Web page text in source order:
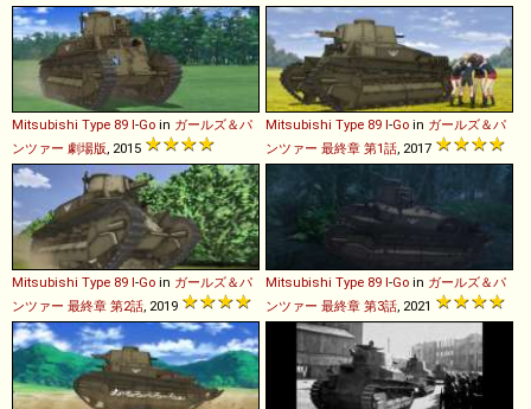
Mitsubishi Type 89 I-Go in ガールズ＆パ
ンツァー 劇場版 , 2015
Mitsubishi Type 89 I-Go in ガールズ＆パ
ンツァー 最終章 第1話 , 2017
Mitsubishi Type 89 I-Go in ガールズ＆パ
ンツァー 最終章 第2話 , 2019
Mitsubishi Type 89 I-Go in ガールズ＆パ
ンツァー 最終章 第3話 , 2021